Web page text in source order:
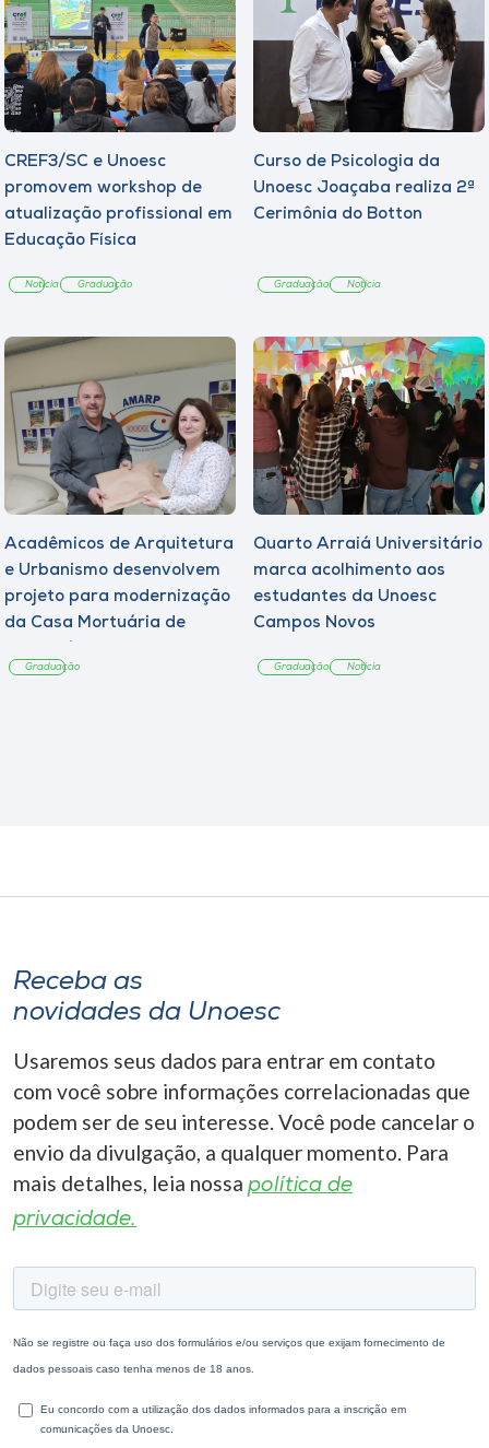
CREF3/SC e Unoesc
promovem workshop de
atualização profissional em
Educação Física
Notícia Graduação
Curso de Psicologia da
Unoesc Joaçaba realiza 2ª
Cerimônia do Botton
Graduação Notícia
Acadêmicos de Arquitetura
e Urbanismo desenvolvem
projeto para modernização
da Casa Mortuária de
Graduação
Quarto Arraiá Universitário
marca acolhimento aos
estudantes da Unoesc
Campos Novos
Graduação Notícia
Receba as
novidades da Unoesc
Usaremos seus dados para entrar em contato
com você sobre informações correlacionadas que
podem ser de seu interesse. Você pode cancelar o
envio da divulgação, a qualquer momento. Para
mais detalhes, leia nossa política de
privacidade.